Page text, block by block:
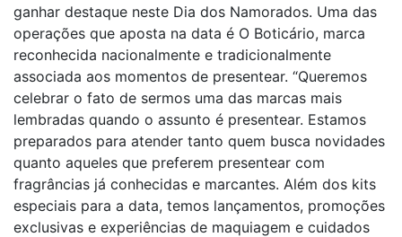
ganhar destaque neste Dia dos Namorados. Uma das
operações que aposta na data é O Boticário, marca
reconhecida nacionalmente e tradicionalmente
associada aos momentos de presentear. “Queremos
celebrar o fato de sermos uma das marcas mais
lembradas quando o assunto é presentear. Estamos
preparados para atender tanto quem busca novidades
quanto aqueles que preferem presentear com
fragrâncias já conhecidas e marcantes. Além dos kits
especiais para a data, temos lançamentos, promoções
exclusivas e experiências de maquiagem e cuidados